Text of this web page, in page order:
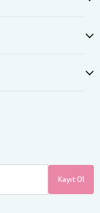
Kayıt Ol